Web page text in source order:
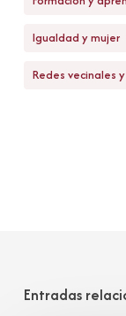
Igualdad y mujer
Redes vecinales
Entradas